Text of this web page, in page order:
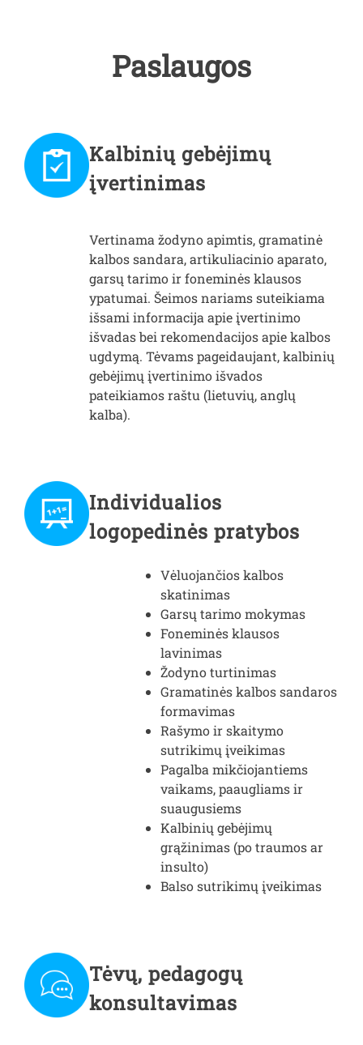
Paslaugos
Kalbinių gebėjimų
įvertinimas
Vertinama žodyno apimtis, gramatinė
kalbos sandara, artikuliacinio aparato,
garsų tarimo ir foneminės klausos
ypatumai. Šeimos nariams suteikiama
išsami informacija apie įvertinimo
išvadas bei rekomendacijos apie kalbos
ugdymą. Tėvams pageidaujant, kalbinių
gebėjimų įvertinimo išvados
pateikiamos raštu (lietuvių, anglų
kalba).
Individualios
logopedinės pratybos
Vėluojančios kalbos
skatinimas
Garsų tarimo mokymas
Foneminės klausos
lavinimas
Žodyno turtinimas
Gramatinės kalbos sandaros
formavimas
Rašymo ir skaitymo
sutrikimų įveikimas
Pagalba mikčiojantiems
vaikams, paaugliams ir
suaugusiems
Kalbinių gebėjimų
grąžinimas (po traumos ar
insulto)
Balso sutrikimų įveikimas
Tėvų, pedagogų
konsultavimas